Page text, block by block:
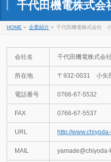
千代田機電株式
HOME » 企業紹介 » 千代田機電株式会社
会社名 千代田機電株式会
所在地 〒932-0031 小矢
電話番号 0766-67-5532
FAX 0766-67-5537
URL http://
MAIL yamade@chiyoda-